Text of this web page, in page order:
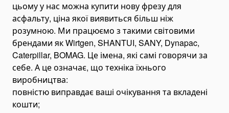
Cable Stripping Tools
Rebar Cutting Tools
Rebar Cutting Machines
Rebar Cutting Shears
Wire Rope Cutters
Bending Tools
Rebar Bending Machines
Busbar Bending Tools
цьому у нас можна купити нову фрезу для
асфальту, ціна якої виявиться більш ніж
розумною. Ми працюємо з такими світовими
брендами як Wirtgen, SHANTUI, SANY, Dynapac,
Caterpillar, BOMAG. Це імена, які самі говорячи за
себе. А це означає, що техніка їхнього
виробництва:
повністю виправдає ваші очікування та вкладені
кошти;